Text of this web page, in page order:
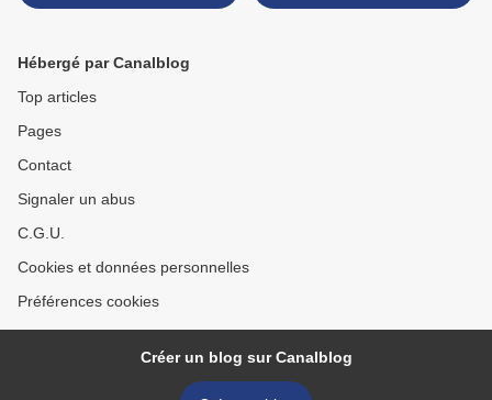
R4_FC LUPINU 2 ESPOIR
CLUB BASTIAIS 1_PRIMA
Hébergé par Canalblog
Top articles
Pages
Contact
Signaler un abus
C.G.U.
Cookies et données personnelles
Préférences cookies
Créer un blog sur Canalblog